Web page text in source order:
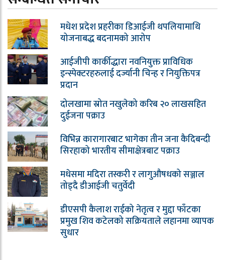
मधेश प्रदेश प्रहरीका डिआईजी थपलियामाथि
योजनाबद्ध बदनामको आरोप
आईजीपी कार्कीद्धारा नवनियुक्त प्राविधिक
इन्स्पेक्टरहरुलाई दर्ज्यानी चिन्ह र नियुक्तिपत्र
प्रदान
दोलखामा स्रोत नखुलेको करिब २० लाखसहित
दुईजना पक्राउ
विभिन्न कारागारबाट भागेका तीन जना कैदिबन्दी
सिरहाको भारतीय सीमाक्षेत्रबाट पक्राउ
मधेसमा मदिरा तस्करी र लागुऔषधको सञ्जाल
तोड्दै डीआईजी चतुर्वेदी
डीएसपी कैलाश राईको नेतृत्व र मुद्दा फाँटका
प्रमुख शिव कटेलको सक्रियताले लहानमा व्यापक
सुधार